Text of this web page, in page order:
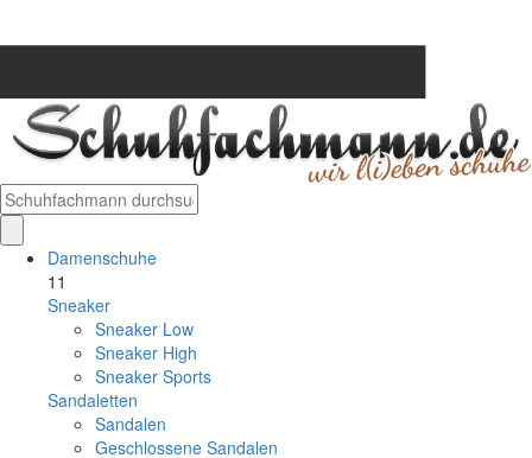
Damenschuhe
11
Sneaker
Sneaker Low
Sneaker High
Sneaker Sports
Sandaletten
Sandalen
Geschlossene Sandalen